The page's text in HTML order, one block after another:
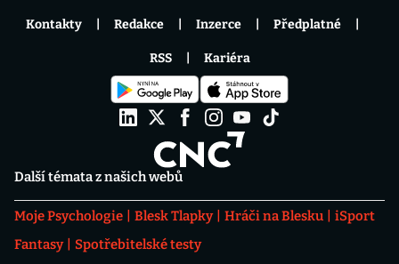
Další témata z našich webů
Moje Psychologie Blesk Tlapky Hráči na Blesku
iSport
Fantasy
Spotřebitelské testy
Kontakty Redakce Inzerce Předplatné
RSS Kariéra